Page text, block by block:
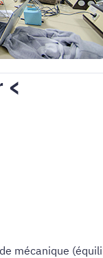
<
mécanique